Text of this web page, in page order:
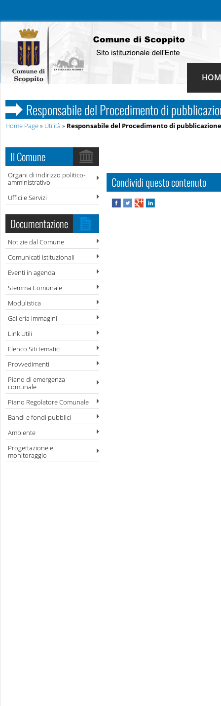
Responsabile del Procedimento di
Home Page» Utilità » Responsabile del Procedimento di pubblicazione
Il Comune
Organi di indirizzo politico-
amministrativo
Uffici e Servizi
Documentazione
Notizie dal Comune
Comunicati istituzionali
Eventi in agenda
Stemma Comunale
Modulistica
Galleria Immagini
Link Utili
Elenco Siti tematici
Provvedimenti
Piano di emergenza
comunale
Piano Regolatore Comunale
Bandi e fondi pubblici
Ambiente
Progettazione e
monitoraggio
Condividi questo contenuto